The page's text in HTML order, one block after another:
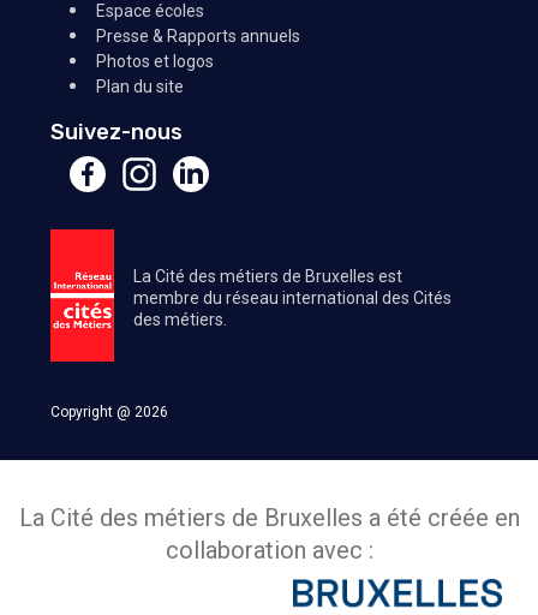
Espace écoles
Presse & Rapports annuels
Photos et logos
Plan du site
Suivez-nous
La Cité des métiers de Bruxelles est
membre du réseau international des Cités
des métiers.
Copyright @ 2026
La Cité des métiers de Bruxelles a été créée en
collaboration avec :